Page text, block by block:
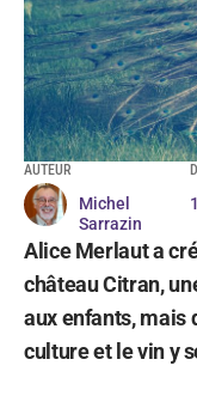
AUTEUR
Michel
Sarrazin
Alice Merlaut a
château Citran,
aux enfants, mais
culture et le vin y